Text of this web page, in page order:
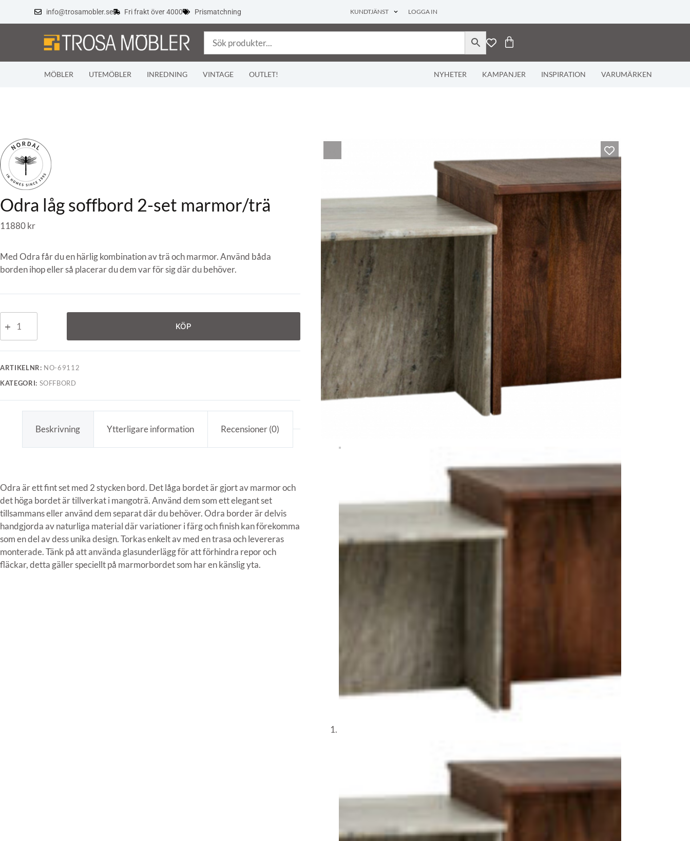
info@trosamobler.se Fri frakt över 4000 Prismatchning KUNDTJÄNST LOGGA IN
MÖBLER UTEMÖBLER INREDNING VINTAGE OUTLET! NYHETER KAMPANJER INSPIRATION VARUMÄRKEN
Odra låg soffbord 2-set marmor/trä
11880kr
Med Odra får du en härlig kombination av trä och marmor. Använd båda
borden ihop eller så placerar du dem var för sig där du behöver.
KÖP
ARTIKELNR: NO-69112
KATEGORI: SOFFBORD
Beskrivning Ytterligare information Recensioner (0)
Odra är ett fint set med 2 stycken bord. Det låga bordet är gjort av marmor och
det höga bordet är tillverkat i mangoträ. Använd dem som ett elegant set
tillsammans eller använd dem separat där du behöver. Odra border är delvis
handgjorda av naturliga material där variationer i färg och finish kan förekomma
som en del av dess unika design. Torkas enkelt av med en trasa och levereras
monterade. Tänk på att använda glasunderlägg för att förhindra repor och
fläckar, detta gäller speciellt på marmorbordet som har en känslig yta.